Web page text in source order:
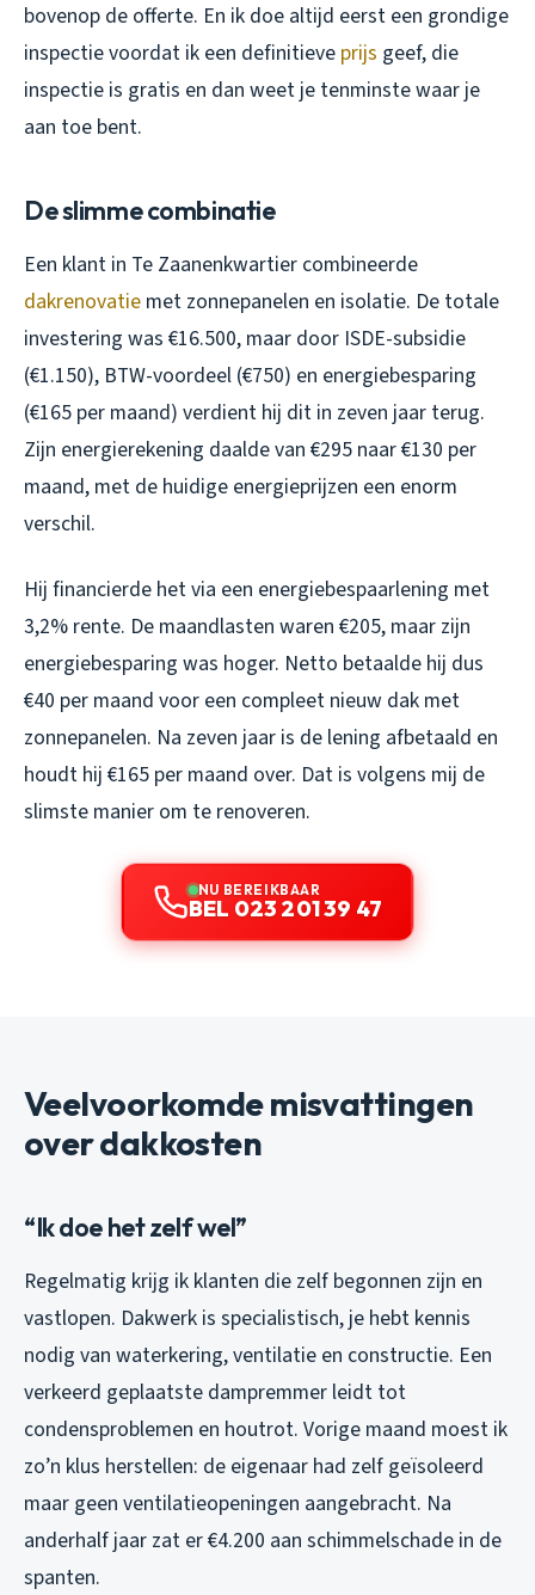
bovenop de offerte. En ik doe altijd eerst een grondige
inspectie voordat ik een definitieve prijs geef, die
inspectie is gratis en dan weet je tenminste waar je
aan toe bent.
De slimme combinatie
Een klant in Te Zaanenkwartier combineerde
dakrenovatie met zonnepanelen en isolatie. De totale
investering was €16.500, maar door ISDE-subsidie
(€1.150), BTW-voordeel (€750) en energiebesparing
(€165 per maand) verdient hij dit in zeven jaar terug.
Zijn energierekening daalde van €295 naar €130 per
maand, met de huidige energieprijzen een enorm
verschil.
Hij financierde het via een energiebespaarlening met
3,2% rente. De maandlasten waren €205, maar zijn
energiebesparing was hoger. Netto betaalde hij dus
€40 per maand voor een compleet nieuw dak met
zonnepanelen. Na zeven jaar is de lening afbetaald en
houdt hij €165 per maand over. Dat is volgens mij de
slimste manier om te renoveren.
NU BEREIKBAAR
BEL 023 201 39 47
Veelvoorkomde misvattingen
over dakkosten
“Ik doe het zelf wel”
Regelmatig krijg ik klanten die zelf begonnen zijn en
vastlopen. Dakwerk is specialistisch, je hebt kennis
nodig van waterkering, ventilatie en constructie. Een
verkeerd geplaatste dampremmer leidt tot
condensproblemen en houtrot. Vorige maand moest ik
zo’n klus herstellen: de eigenaar had zelf geïsoleerd
maar geen ventilatieopeningen aangebracht. Na
anderhalf jaar zat er €4.200 aan schimmelschade in de
spanten.